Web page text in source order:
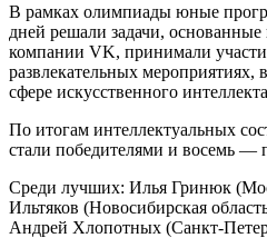
В рамках олимпиады юные
дней решали задачи,
компании VK, принимали
развлекательных мероприятиях,
сфере искусственного
По итогам интеллектуальных
стали победителями и восемь —
Среди лучших: Илья Гринюк
Ильтяков (Новосибирская
Андрей Хлопотных (Санкт-